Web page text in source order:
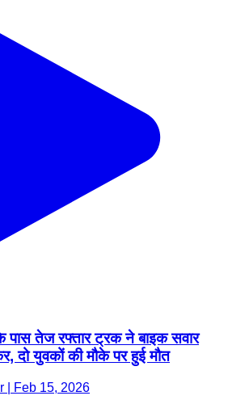
पास तेज रफ्तार ट्रक ने बाइक सवार
दो युवकों की मौके पर हुई मौत
| Feb 15, 2026